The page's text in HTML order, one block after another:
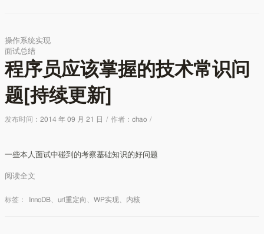
操作系统实现
面试总结
程序员应该掌握的技术常识问
题[持续更新]
发布时间：2014 年 09 月 21 日 / 作者：chao /
一些本人面试中碰到的考察基础知识的好问题
阅读全文
标签： InnoDB 、url重定向 、WP实现 内核